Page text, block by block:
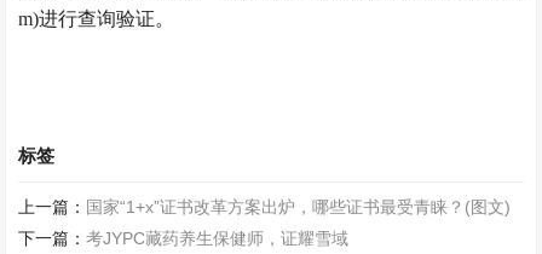
m)进行查询验证。
标签
上一篇： 国家“1+x”证书改革方案出炉，哪些证书最受青睐？(图文)
下一篇：考JYPC藏药养生保健师，证耀雪域